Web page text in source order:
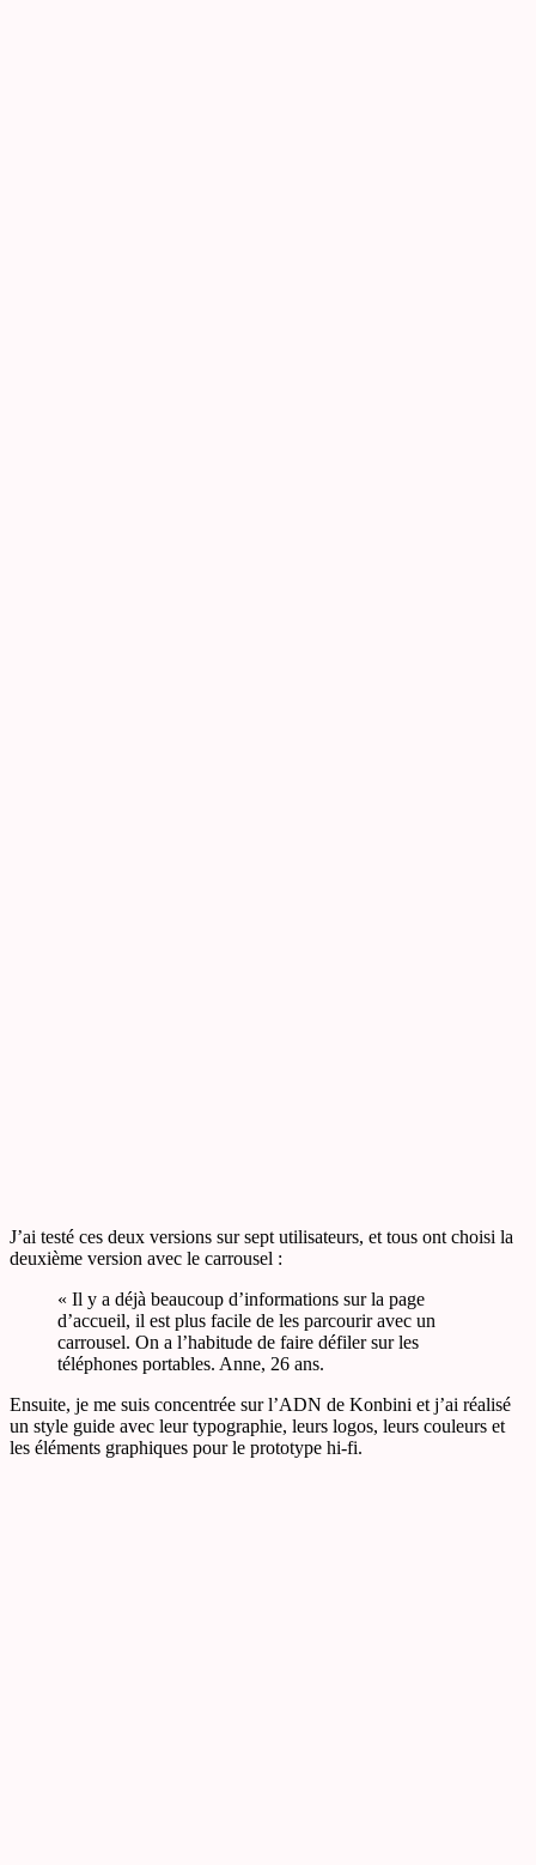
J’ai testé ces deux versions sur sept utilisateurs, et tous ont choisi la
deuxième version avec le carrousel :
« Il y a déjà beaucoup d’informations sur la page
d’accueil, il est plus facile de les parcourir avec un
carrousel. On a l’habitude de faire défiler sur les
téléphones portables. Anne, 26 ans.
Ensuite, je me suis concentrée sur l’ADN de Konbini et j’ai réalisé
un style guide avec leur typographie, leurs logos, leurs couleurs et
les éléments graphiques pour le prototype hi-fi.